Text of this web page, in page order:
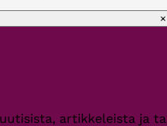
artikkeleista ja